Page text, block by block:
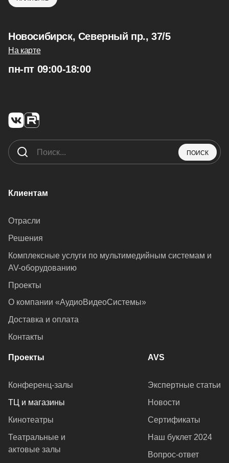
Новосибирск, Северный пр., 37/5
На карте
пн-пт 09:00-18:00
ПОИСК
Клиентам
Отрасли
Решения
Комплексные услуги по мультимедийным системам и
AV-оборудованию
Проекты
О компании «АудиоВидеоСистемы»
Доставка и оплата
Контакты
Проекты
Конференц-залы
ТЦ и магазины
Кинотеатры
Театральные и
актовые залы
AVS
Экспертные статьи
Новости
Сертификаты
Наш буклет 2024
Вопрос-ответ